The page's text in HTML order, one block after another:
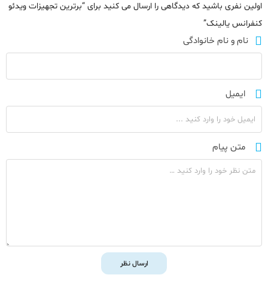
اولین نفری باشید که دیدگاهی را ارسال می کنید برای “برترین تجهیزات ویدئو
کنفرانس یالینک”
نام و نام خانوادگی
ایمیل
متن پیام
ارسال نظر